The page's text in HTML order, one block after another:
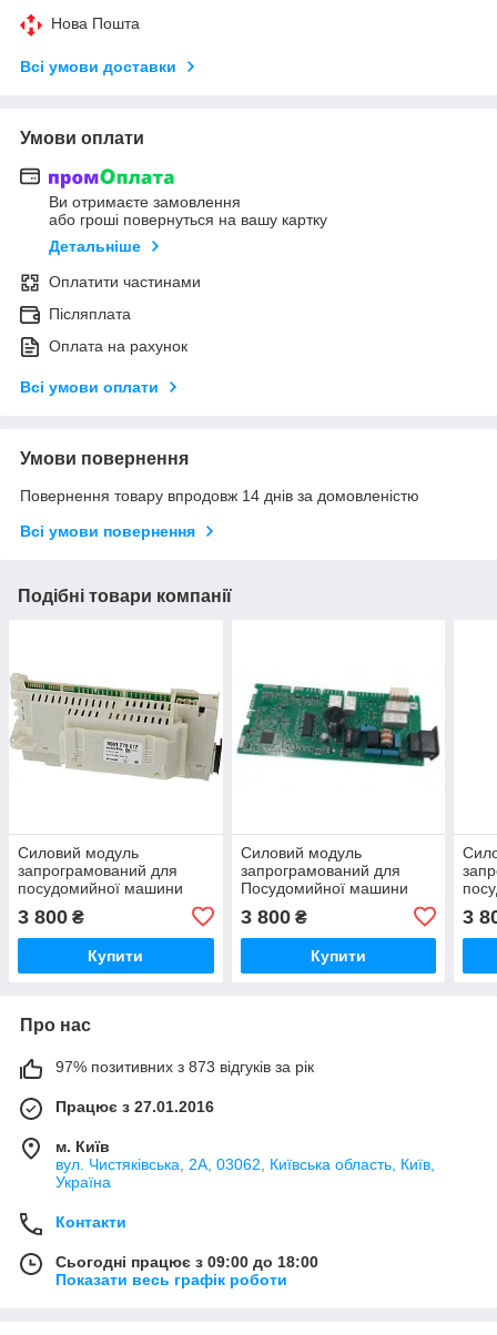
Нова Пошта
Всі умови доставки
Умови оплати
Ви отримаєте замовлення
або гроші повернуться на вашу картку
Детальніше
Оплатити частинами
Післяплата
Оплата на рахунок
Всі умови оплати
Умови повернення
Повернення товару впродовж 14 днів за домовленістю
Всі умови повернення
Подібні товари компанії
Силовий модуль
запрограмований для
посудомийної машини
3 800 ₴
Купити
Силовий модуль
запрограмований для
Посудомийної машини
3 800₴
Купити
3
Про нас
97% позитивних з 873 відгуків за рік
Працює з 27.01.2016
м. Київ
вул. Чистяківська, 2А, 03062, Київська область, Київ,
Україна
Контакти
Сьогодні працює з 09:00 до 18:00
Показати весь графік роботи